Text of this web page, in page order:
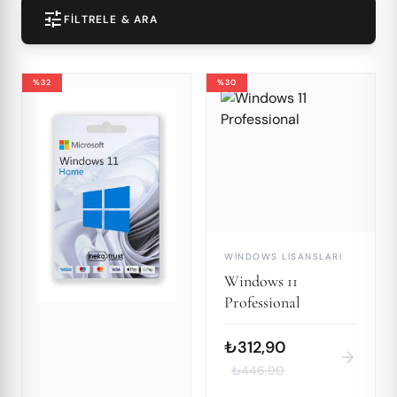
tuneFILTRELE & ARA
%32 %30
WINDOWS LISANSLARI
Windows 11
Professional
₺312,90
₺446,90
arrow_forward